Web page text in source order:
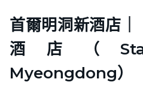
首爾明洞新酒店
酒店（
Myeongdong）